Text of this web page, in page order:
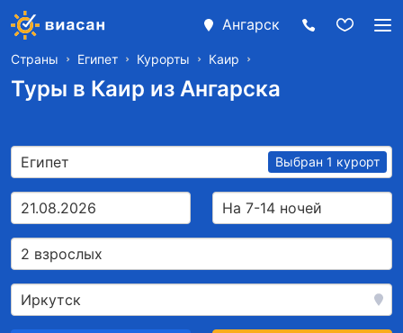
Ангарск
Страны Египет Курорты Каир
Туры в Каир из Ангарска
Египет Выбран 1 курорт
21.08.2026 На 7-14 ночей
2 взрослых
Иркутск